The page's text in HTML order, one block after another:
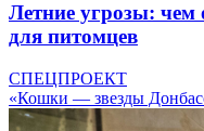
Летние угрозы: чем
для питомцев
СПЕЦПРОЕКТ
«Кошки — звезды